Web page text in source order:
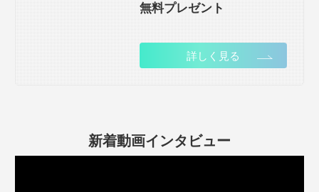
無料プレゼント
詳しく見る
新着動画インタビュー